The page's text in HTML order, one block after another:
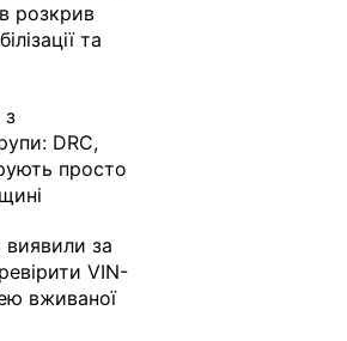
розкрив
та
DRC,
просто
за
VIN-
вживаної